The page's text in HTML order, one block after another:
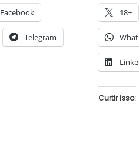
Facebook
Telegram
18+
Curtir isso: